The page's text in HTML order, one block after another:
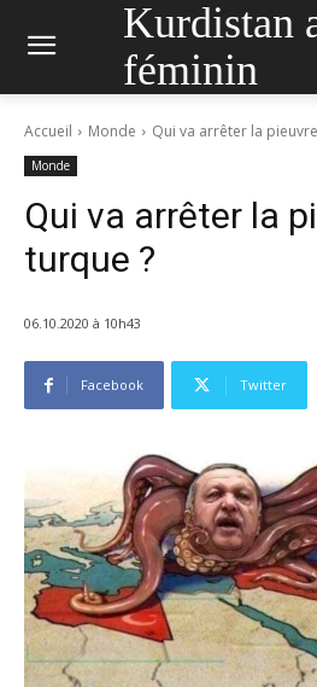
Kurdistan
féminin
Accueil Monde Qui va arrêter la
Monde
Qui va arrêter la
turque ?
06.10.2020 à 10h43
Facebook Twitter